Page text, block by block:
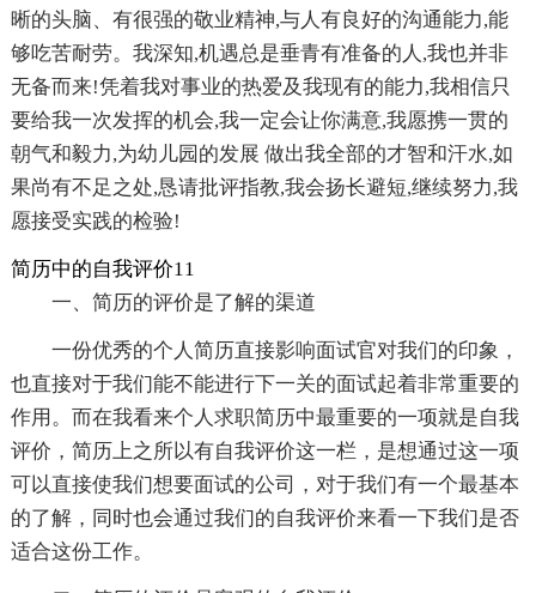
晰的头脑、有很强的敬业精神,与人有良好的沟通能力,能
够吃苦耐劳。我深知,机遇总是垂青有准备的人,我也并非
无备而来!凭着我对事业的热爱及我现有的能力,我相信只
要给我一次发挥的机会,我一定会让你满意,我愿携一贯的
朝气和毅力,为幼儿园的发展 做出我全部的才智和汗水,如
果尚有不足之处,恳请批评指教,我会扬长避短,继续努力,我
愿接受实践的检验!
简历中的自我评价11
一、简历的评价是了解的渠道
一份优秀的个人简历直接影响面试官对我们的印象，
也直接对于我们能不能进行下一关的面试起着非常重要的
作用。而在我看来个人求职简历中最重要的一项就是自我
评价，简历上之所以有自我评价这一栏，是想通过这一项
可以直接使我们想要面试的公司，对于我们有一个最基本
的了解，同时也会通过我们的自我评价来看一下我们是否
适合这份工作。